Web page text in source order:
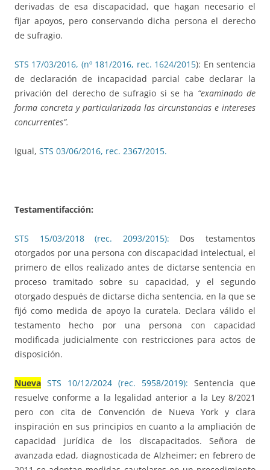
derivadas de esa discapacidad, que hagan necesario el
fijar apoyos, pero conservando dicha persona el derecho
de sufragio.
STS 17/03/2016, (nº 181/2016, rec. 1624/2015): En sentencia
de declaración de incapacidad parcial cabe declarar la
privación del derecho de sufragio si se ha “examinado de
forma concreta y particularizada las circunstancias e intereses
concurrentes”.
Igual, STS 03/06/2016, rec. 2367/2015.
Testamentifacción:
STS 15/03/2018 (rec. 2093/2015): Dos testamentos
otorgados por una persona con discapacidad intelectual, el
primero de ellos realizado antes de dictarse sentencia en
proceso tramitado sobre su capacidad, y el segundo
otorgado después de dictarse dicha sentencia, en la que se
fijó como medida de apoyo la curatela. Declara válido el
testamento hecho por una persona con capacidad
modificada judicialmente con restricciones para actos de
disposición.
Nueva STS 10/12/2024 (rec. 5958/2019): Sentencia que
resuelve conforme a la legalidad anterior a la Ley 8/2021
pero con cita de Convención de Nueva York y clara
inspiración en sus principios en cuanto a la ampliación de
capacidad jurídica de los discapacitados. Señora de
avanzada edad, diagnosticada de Alzheimer; en febrero de